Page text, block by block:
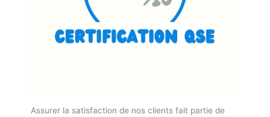
Assurer la satisfaction de nos clients fait partie de